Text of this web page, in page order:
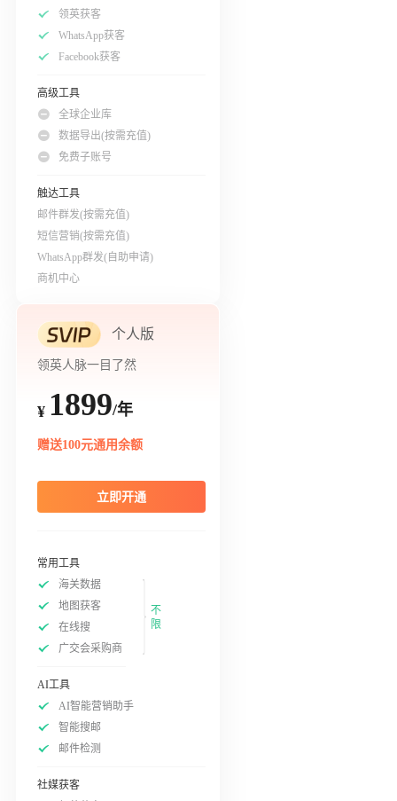
领英获客
WhatsApp获客
Facebook获客
高级工具
全球企业库
数据导出(按需充值)
免费子账号
触达工具
邮件群发(按需充值)
短信营销(按需充值)
WhatsApp群发(自助申请)
商机中心
个人版
领英人脉一目了然
¥ 1899/年
赠送100元通用余额
立即开通
常用工具
海关数据
地图获客
在线搜
广交会采购商
不
限
AI工具
AI智能营销助手
智能搜邮
邮件检测
社媒获客